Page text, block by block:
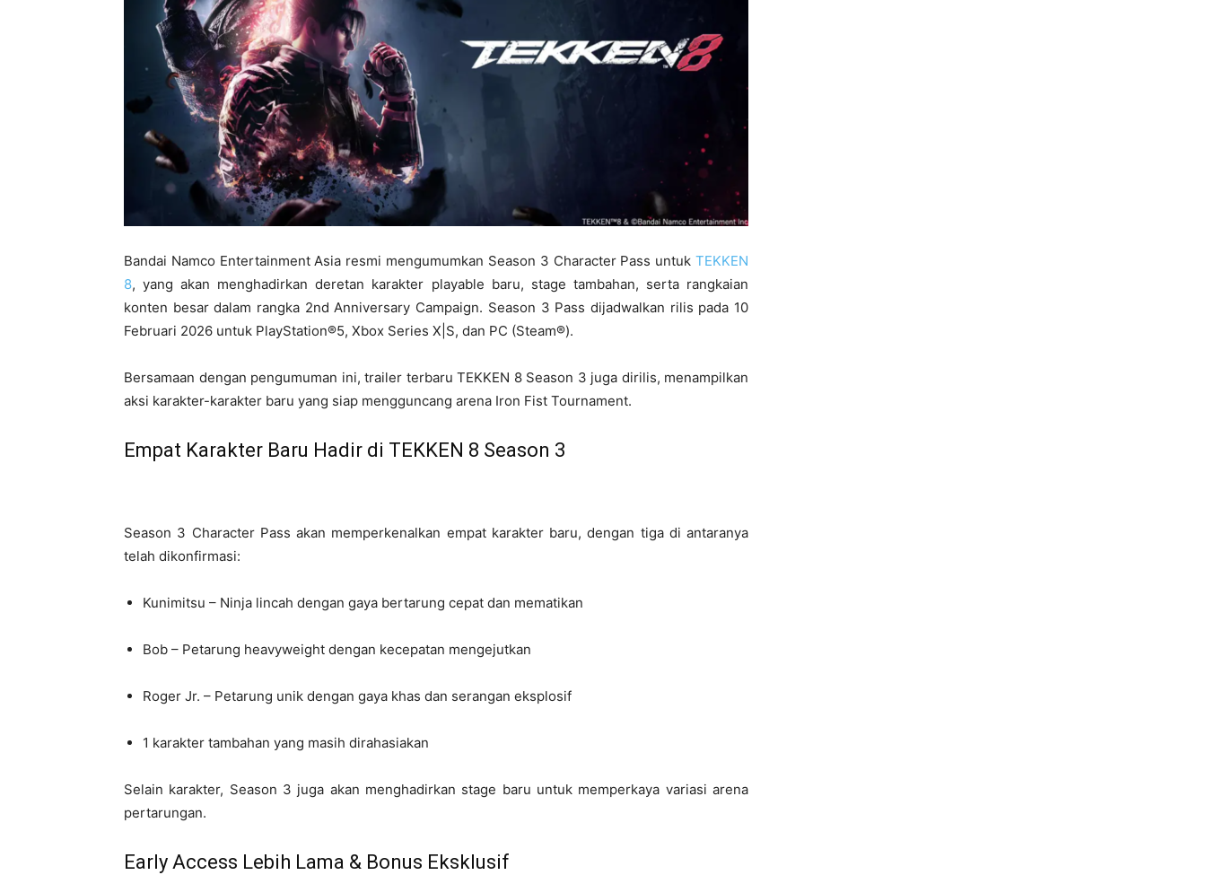
Bandai Namco Entertainment Asia resmi mengumumkan Season 3 Character Pass untuk TEKKEN
8, yang akan menghadirkan deretan karakter playable baru, stage tambahan, serta rangkaian
konten besar dalam rangka 2nd Anniversary Campaign. Season 3 Pass dijadwalkan rilis pada 10
Februari 2026 untuk PlayStation®5, Xbox Series X|S, dan PC (Steam®).
Bersamaan dengan pengumuman ini, trailer terbaru TEKKEN 8 Season 3 juga dirilis, menampilkan
aksi karakter-karakter baru yang siap mengguncang arena Iron Fist Tournament.
Empat Karakter Baru Hadir di TEKKEN 8 Season 3
Season 3 Character Pass akan memperkenalkan empat karakter baru, dengan tiga di antaranya
telah dikonfirmasi:
Kunimitsu – Ninja lincah dengan gaya bertarung cepat dan mematikan
Bob – Petarung heavyweight dengan kecepatan mengejutkan
Roger Jr. – Petarung unik dengan gaya khas dan serangan eksplosif
1 karakter tambahan yang masih dirahasiakan
Selain karakter, Season 3 juga akan menghadirkan stage baru untuk memperkaya variasi arena
pertarungan.
Early Access Lebih Lama & Bonus Eksklusif